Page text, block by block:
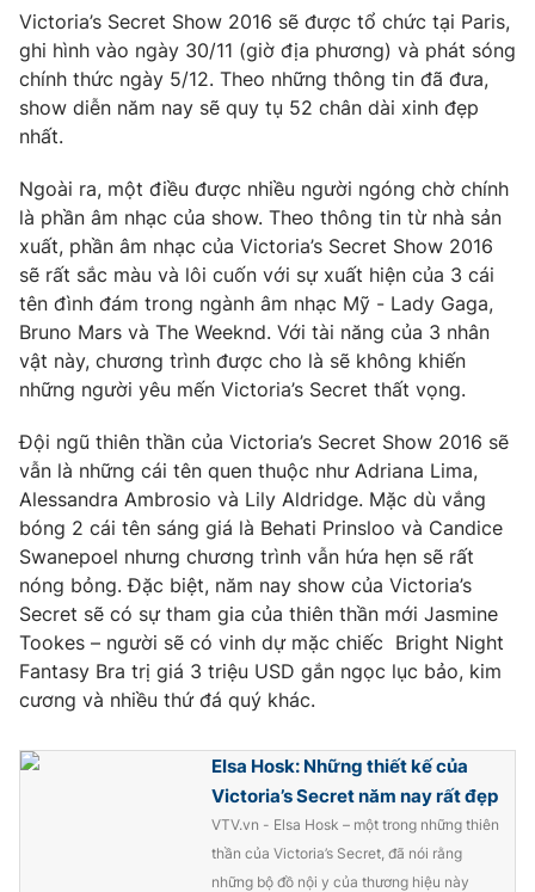
Câu chuyện quốc tế
Thị trường
Góc doanh nghiệp
Dữ liệu và đời sống
Truyền hình
Phim VTV
Hậu trường
Nhân vật
Khán giả
Giải sao mai
Giải trí
Điện ảnh
Âm nhạc
Sao
Đời sống
Du lịch
Làm đẹp
Chất lượng cuộc sống
Giáo dục
Tuyển sinh
Học trực tuyến
Công nghệ
Sản phẩm
Thị trường
Tư vấn
Giao lưu trực tuyến
Lịch phát sóng
Chuyên mục khác
Emagazine Podcast
Photo Infographic
Video Shorts video
VTV Thể thao
Victoria’s Secret Show 2016 sẽ được tổ chức tại Paris,
ghi hình vào ngày 30/11 (giờ địa phương) và phát sóng
chính thức ngày 5/12. Theo những thông tin đã đưa,
show diễn năm nay sẽ quy tụ 52 chân dài xinh đẹp
nhất.
Ngoài ra, một điều được nhiều người ngóng chờ chính
là phần âm nhạc của show. Theo thông tin từ nhà sản
xuất, phần âm nhạc của Victoria’s Secret Show 2016
sẽ rất sắc màu và lôi cuốn với sự xuất hiện của 3 cái
tên đình đám trong ngành âm nhạc Mỹ - Lady Gaga,
Bruno Mars và The Weeknd. Với tài năng của 3 nhân
vật này, chương trình được cho là sẽ không khiến
những người yêu mến Victoria’s Secret thất vọng.
Đội ngũ thiên thần của Victoria’s Secret Show 2016 sẽ
vẫn là những cái tên quen thuộc như Adriana Lima,
Alessandra Ambrosio và Lily Aldridge. Mặc dù vắng
bóng 2 cái tên sáng giá là Behati Prinsloo và Candice
Swanepoel nhưng chương trình vẫn hứa hẹn sẽ rất
nóng bỏng. Đặc biệt, năm nay show của Victoria’s
Secret sẽ có sự tham gia của thiên thần mới Jasmine
Tookes – người sẽ có vinh dự mặc chiếc Bright Night
Fantasy Bra trị giá 3 triệu USD gắn ngọc lục bảo, kim
cương và nhiều thứ đá quý khác.
Elsa Hosk: Những thiết kế của
Victoria’s Secret năm nay rất đẹp
VTV.vn - Elsa Hosk – một trong những thiên
thần của Victoria’s Secret, đã nói rằng
những bộ đồ nội y của thương hiệu này